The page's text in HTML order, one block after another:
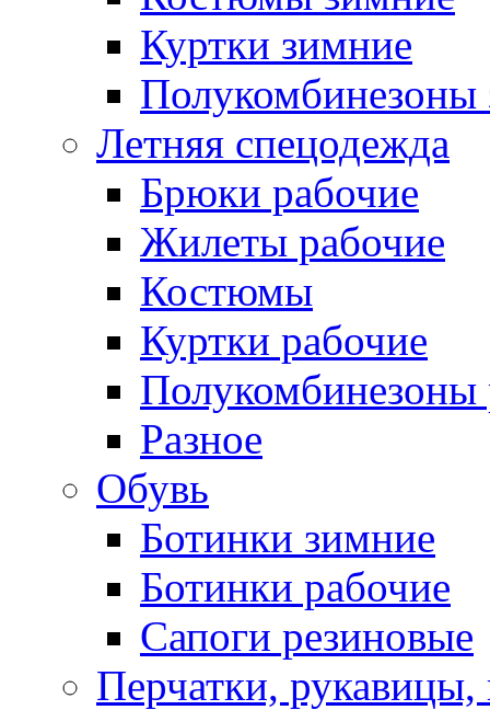
Куртки зимние
Полукомбинезоны
Летняя спецодежда
Брюки рабочие
Жилеты рабочие
Костюмы
Куртки рабочие
Полукомбинезоны
Разное
Обувь
Ботинки зимние
Ботинки рабочие
Сапоги резиновые
Перчатки, рукавицы,